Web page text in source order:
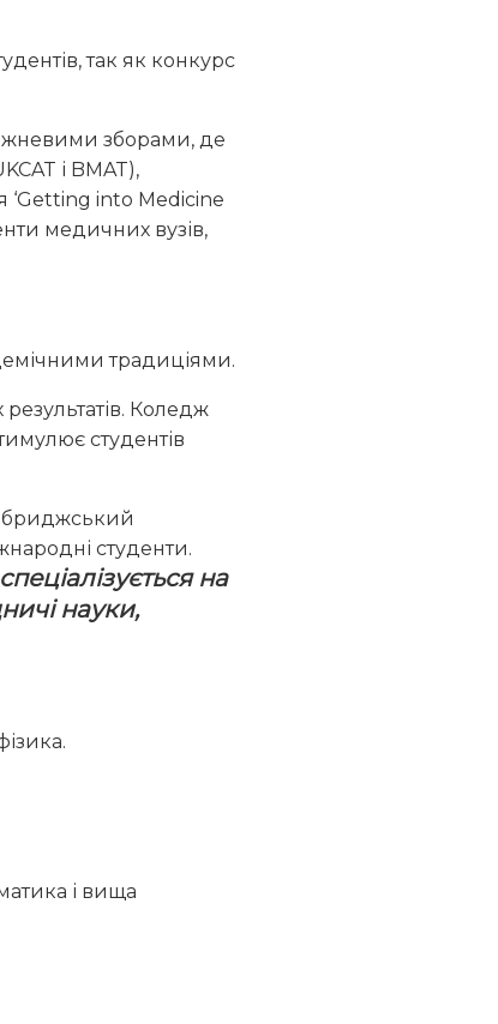
так як конкурс
зборами, де
і BMAT),
‘Getting into Medicine
медичних вузів,
традиціями.
Коледж
студентів
студенти.
на
науки,
і вища